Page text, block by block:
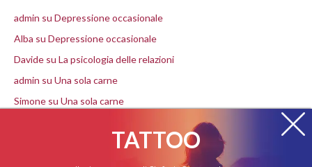
admin su Depressione occasionale
Alba su Depressione occasionale
Davide su La psicologia delle relazioni
admin su Una sola carne
Simone su Una sola carne
TATTOO